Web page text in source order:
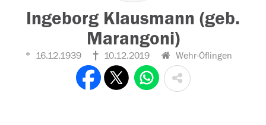
Ingeborg Klausmann (geb.
Marangoni)
16.12.1939 10.12.2019 Wehr-Öflingen